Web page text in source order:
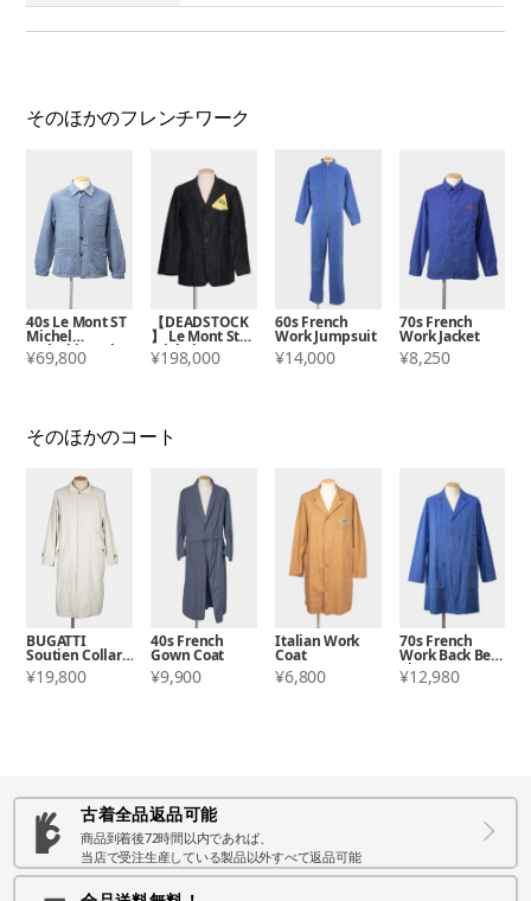
そのほかのフレンチワーク
40s Le Mont ST
Michel
Moleskin Jacket
¥69,800
【DEADSTOCK
】 Le Mont St
Michel
Moleskin Jacket
¥198,000
60s French
Work Jumpsuit
¥14,000
70s French
Work Jacket
¥8,250
そのほかのコート
BUGATTI
Soutien Collar
Coat
¥19,800
40s French
Gown Coat
¥9,900
Italian Work
Coat
¥6,800
70s French
Work Back Belt
Shop Coat
¥12,980
古着全品返品可能
商品到着後72時間以内であれば、
当店で受注生産している製品以外すべて返品可能